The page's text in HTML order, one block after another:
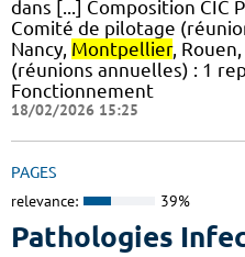
dans [...] Composition CIC
Comité de pilotage
Nancy, Montpellier,
(réunions annuelles) : 1
Fonctionnement
18/02/2026 15:25
PAGES
relevance: 39%
Pathologies